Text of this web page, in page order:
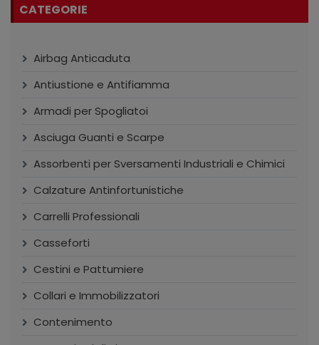
CATEGORIE
Airbag Anticaduta
Antiustione e Antifiamma
Armadi per Spogliatoi
Asciuga Guanti e Scarpe
Assorbenti per Sversamenti Industriali e Chimici
Calzature Antinfortunistiche
Carrelli Professionali
Casseforti
Cestini e Pattumiere
Collari e Immobilizzatori
Contenimento